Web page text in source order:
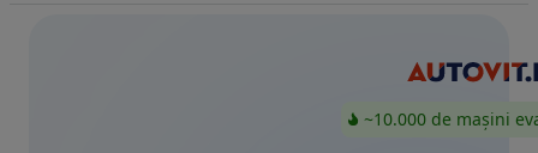
~10.000 de mașini